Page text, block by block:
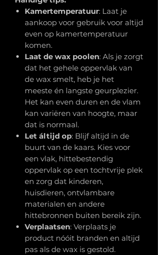
Kamertemperatuur: Laat je
aankoop voor gebruik voor altijd
even op kamertemperatuur
komen.
Laat de wax poolen: Als je zorgt
dat het gehele oppervlak van
de wax smelt, heb je het
meeste én langste geurplezier.
Het kan even duren en de vlam
kan variëren van hoogte, maar
dat is normaal.
Let áltijd op: Blijf altijd in de
buurt van de kaars. Kies voor
een vlak, hittebestendig
oppervlak op een tochtvrije plek
en zorg dat kinderen,
huisdieren, ontvlambare
materialen en andere
hittebronnen buiten bereik zijn.
Verplaatsen: Verplaats je
product nóóit branden en altijd
pas als de wax is gestold.